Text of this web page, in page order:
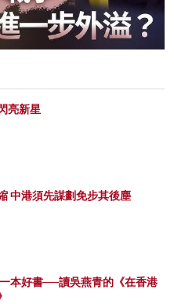
亮新星
中港須先謀劃免步其後塵
本好書──讀吳燕青的《在香港